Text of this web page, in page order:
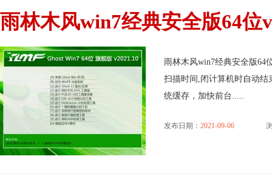
雨林木风win7经典安全版64位
雨林木风win7经典安全版64
扫描时间,闭计算机时自动
统缓存，加快前台.....
发布日期： 2021-09-06